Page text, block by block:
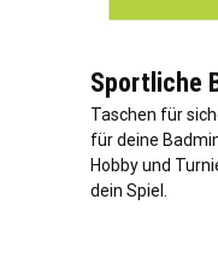
Sportliche
Taschen für
für deine
Hobby und
dein Spiel.